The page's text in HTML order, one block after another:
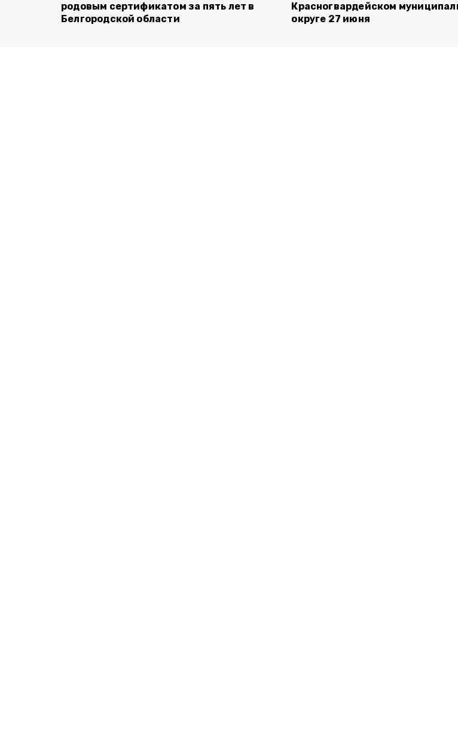
родовым сертификатом за пять лет в
Белгородской области
Красногвардейском
округе 27 июня